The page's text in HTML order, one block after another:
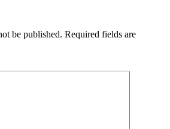
be published. Required fields are